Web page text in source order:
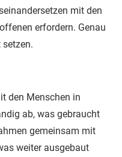
mit den
erfordern. Genau
den Menschen in
ab, was gebraucht
gemeinsam mit
weiter ausgebaut